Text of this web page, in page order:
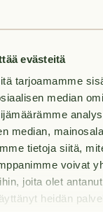
evästeitä
tarjoamamme
median
median,
tietoja siitä,
voivat
joita olet
heidän
Need
Contact
help you
your new
swiftly